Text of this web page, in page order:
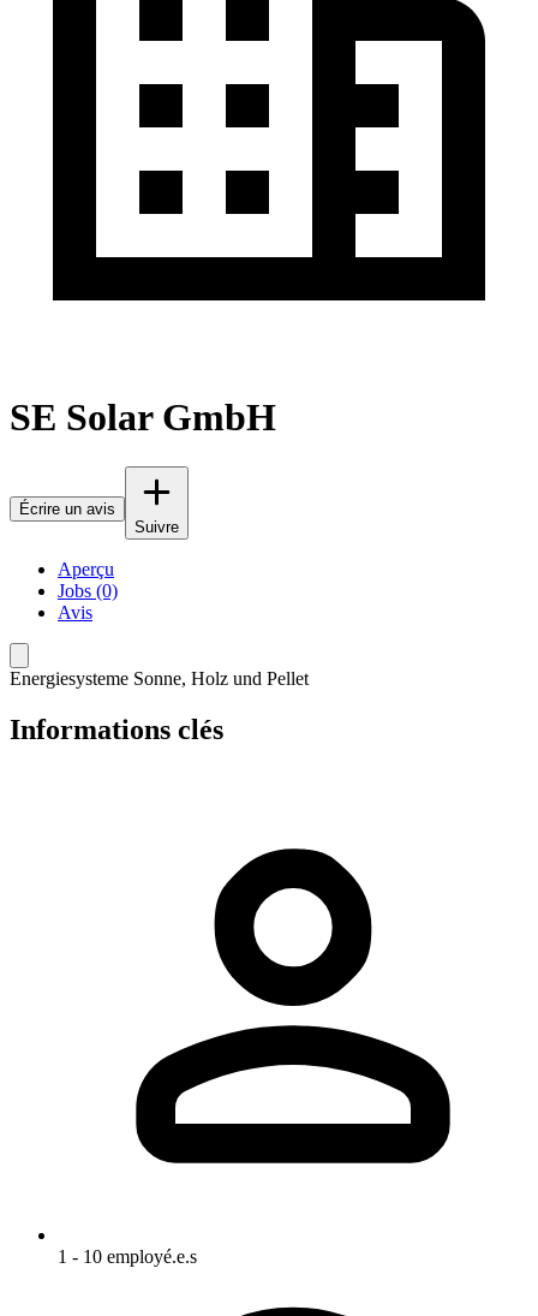
SE Solar GmbH
Écrire un avis
Suivre
Aperçu
Jobs (0)
Avis
Energiesysteme Sonne, Holz und Pellet
Informations clés
1 - 10 employé.e.s